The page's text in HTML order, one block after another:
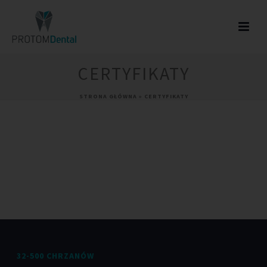
CERTYFIKATY
STRONA GŁÓWNA » CERTYFIKATY
32-500 CHRZANÓW